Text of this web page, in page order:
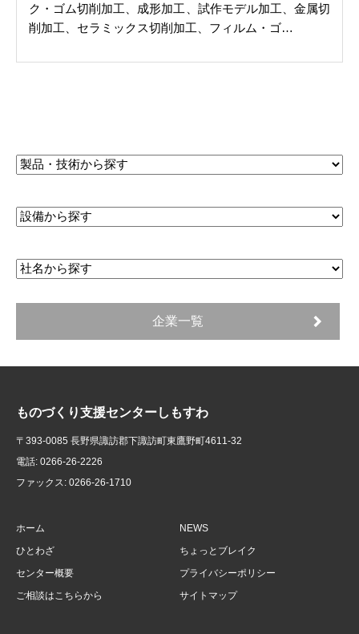
ク・ゴム切削加工、成形加工、試作モデル加工、金属切
削加工、セラミックス切削加工、フィルム・ゴ…
企業一覧
ものづくり支援センターしもすわ
〒393-0085 長野県諏訪郡下諏訪町東鷹野町4611-32
電話: 0266-26-2226
ファックス: 0266-26-1710
ホーム
ひとわざ
センター概要
ご相談はこちらから
NEWS
ちょっとブレイク
プライバシーポリシー
サイトマップ